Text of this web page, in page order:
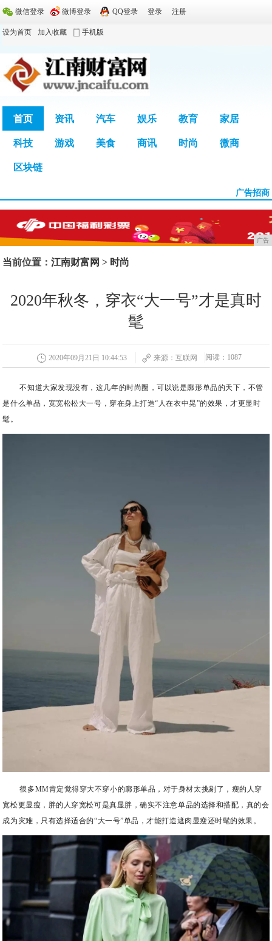
微信登录 微博登录 QQ登录 登录 注册
设为首页 加入收藏 手机版
首页 资讯 汽车 娱乐 教育 家居
科技 游戏 美食 商讯 时尚 微商
区块链
广告招商
广告
当前位置：江南财富网 > 时尚
2020年秋冬，穿衣“大一号”才是真时
髦
2020年09月21日 10:44:53 来源：互联网 阅读：1087
不知道大家发现没有，这几年的时尚圈，可以说是廓形单品的天下，不管
是什么单品，宽宽松松大一号，穿在身上打造“人在衣中晃”的效果，才更显时
髦。
很多MM肯定觉得穿大不穿小的廓形单品，对于身材太挑剔了，瘦的人穿
宽松更显瘦，胖的人穿宽松可是真显胖，确实不注意单品的选择和搭配，真的会
成为灾难，只有选择适合的“大一号”单品，才能打造遮肉显瘦还时髦的效果。